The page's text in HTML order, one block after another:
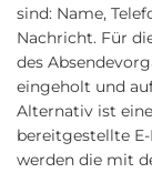
sind: Name,
Nachricht. Für
des
eingeholt und
Alternativ ist
bereitgestellte
werden die mit